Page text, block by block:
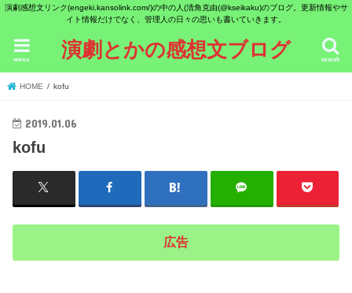
演劇感想文リンク(engeki.kansolink.com/)の中の人(清角克由(@kseikaku)のブログ。更新情報やサ
イト情報だけでなく、管理人の日々の思いも書いていきます。
演劇とかの感想文ブログ search
menu
HOME kofu
2019.01.06
kofu
広告